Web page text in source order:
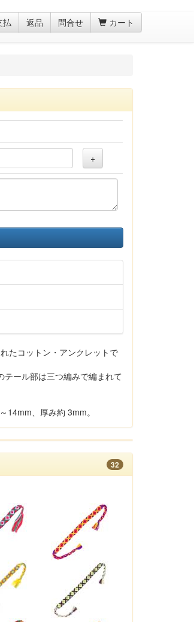
払 返品 問合せ カート
+
たコットン・アンクレットで
ール部は三つ編みで編まれて
14mm、厚み約 3mm。
32